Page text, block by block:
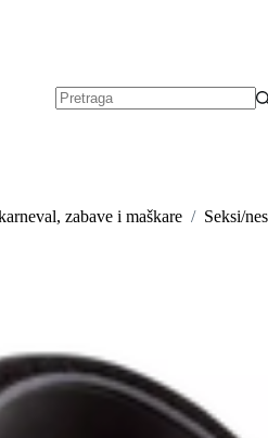
zabave i maškare / Seksi/